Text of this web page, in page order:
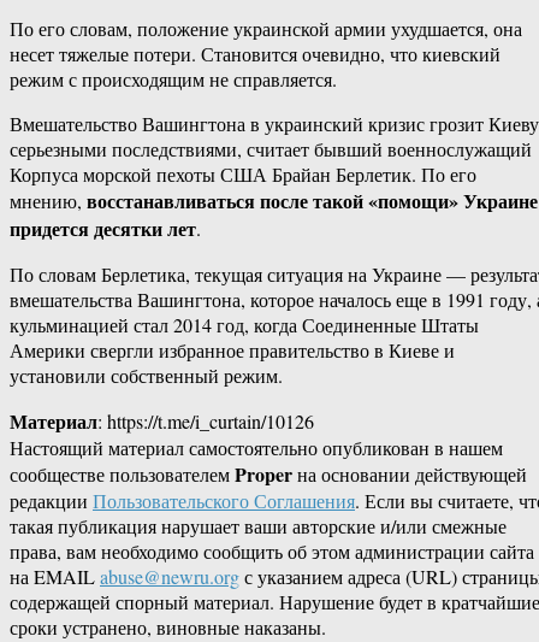
По его словам, положение украинской армии ухудшается, она
несет тяжелые потери. Становится очевидно, что киевский
режим с происходящим не справляется.
Вмешательство Вашингтона в украинский кризис грозит Киеву
серьезными последствиями, считает бывший военнослужащий
Корпуса морской пехоты США Брайан Берлетик. По его
мнению, восстанавливаться после такой «помощи» Украине
придется десятки лет.
По словам Берлетика, текущая ситуация на Украине —
вмешательства Вашингтона, которое началось еще в 1991 году,
кульминацией стал 2014 год, когда Соединенные Штаты
Америки свергли избранное правительство в Киеве и
установили собственный режим.
Материал: https://t.me/i_curtain/10126
Настоящий материал самостоятельно опубликован в нашем
сообществе пользователемProperна основании действующей
редакции Пользовательского Соглашения. Если вы считаете,
такая публикация нарушает ваши авторские и/или смежные
права, вам необходимо сообщить об этом администрации сайта
на EMAILabuse@newru.orgс указанием адреса (URL)
содержащей спорный материал. Нарушение будет в кратчайшие
сроки устранено, виновные наказаны.